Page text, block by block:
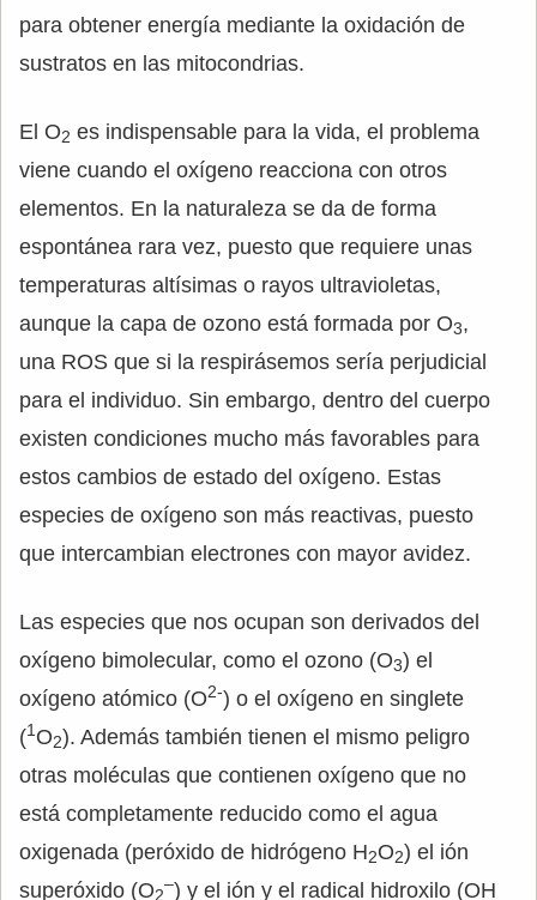
para obtener energía mediante la oxidación de
sustratos en las mitocondrias.
El O2 es indispensable para la vida, el problema
viene cuando el oxígeno reacciona con otros
elementos. En la naturaleza se da de forma
espontánea rara vez, puesto que requiere unas
temperaturas altísimas o rayos ultravioletas,
aunque la capa de ozono está formada por O3,
una ROS que si la respirásemos sería perjudicial
para el individuo. Sin embargo, dentro del cuerpo
existen condiciones mucho más favorables para
estos cambios de estado del oxígeno. Estas
especies de oxígeno son más reactivas, puesto
que intercambian electrones con mayor avidez.
Las especies que nos ocupan son derivados del
oxígeno bimolecular, como el ozono (O3) el
oxígeno atómico (O2-) o el oxígeno en singlete
(1O2). Además también tienen el mismo peligro
otras moléculas que contienen oxígeno que no
está completamente reducido como el agua
oxigenada (peróxido de hidrógeno H2O2) el ión
superóxido (O2
–) y el ión y el radical hidroxilo (OH